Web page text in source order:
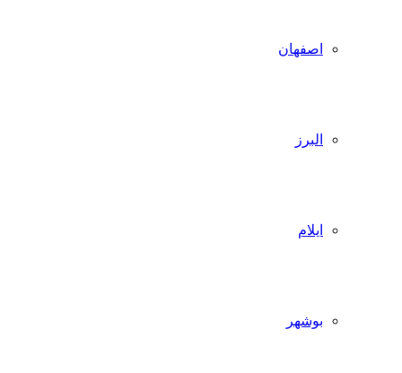
اصفهان
البرز
ایلام
بوشهر